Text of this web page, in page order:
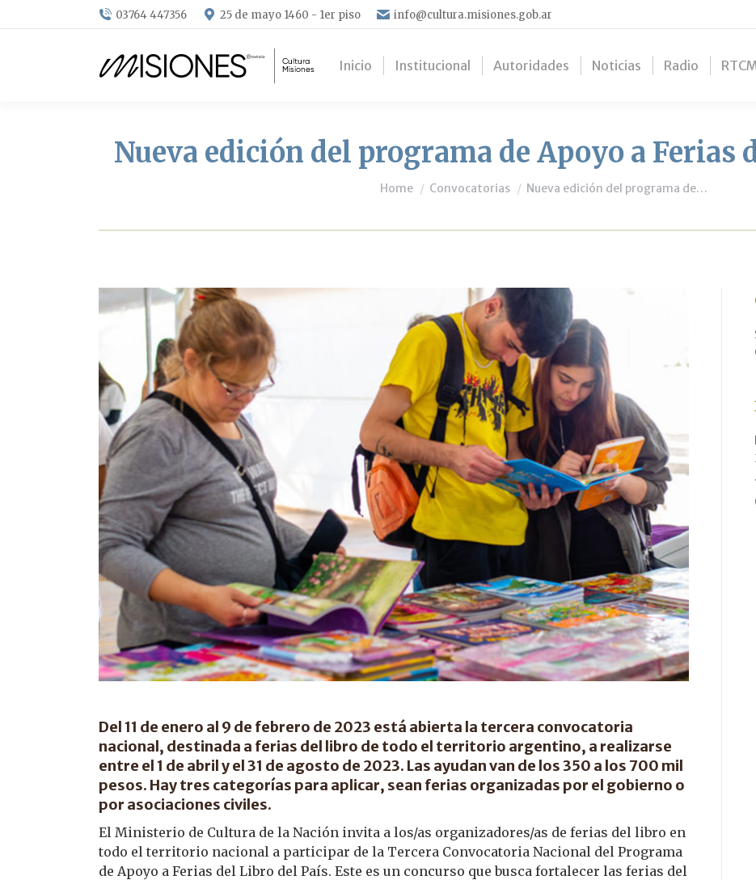
03764 447356 25 de mayo 1460 - 1er piso info@cultura.misiones.gob.ar
Inicio Institucional Autoridades Noticias Radio
Nueva edición del programa de Apoyo a Ferias
You are here:
Home Convocatorias Nueva edición del programa de…
Del 11 de enero al 9 de febrero de 2023 está abierta la tercera convocatoria
nacional, destinada a ferias del libro de todo el territorio argentino, a realizarse
entre el 1 de abril y el 31 de agosto de 2023. Las ayudan van de los 350 a los 700 mil
pesos. Hay tres categorías para aplicar, sean ferias organizadas por el gobierno o
por asociaciones civiles.
El Ministerio de Cultura de la Nación invita a los/as organizadores/as de ferias del libro en
todo el territorio nacional a participar de la Tercera Convocatoria Nacional del Programa
de Apoyo a Ferias del Libro del País. Este es un concurso que busca fortalecer las ferias del